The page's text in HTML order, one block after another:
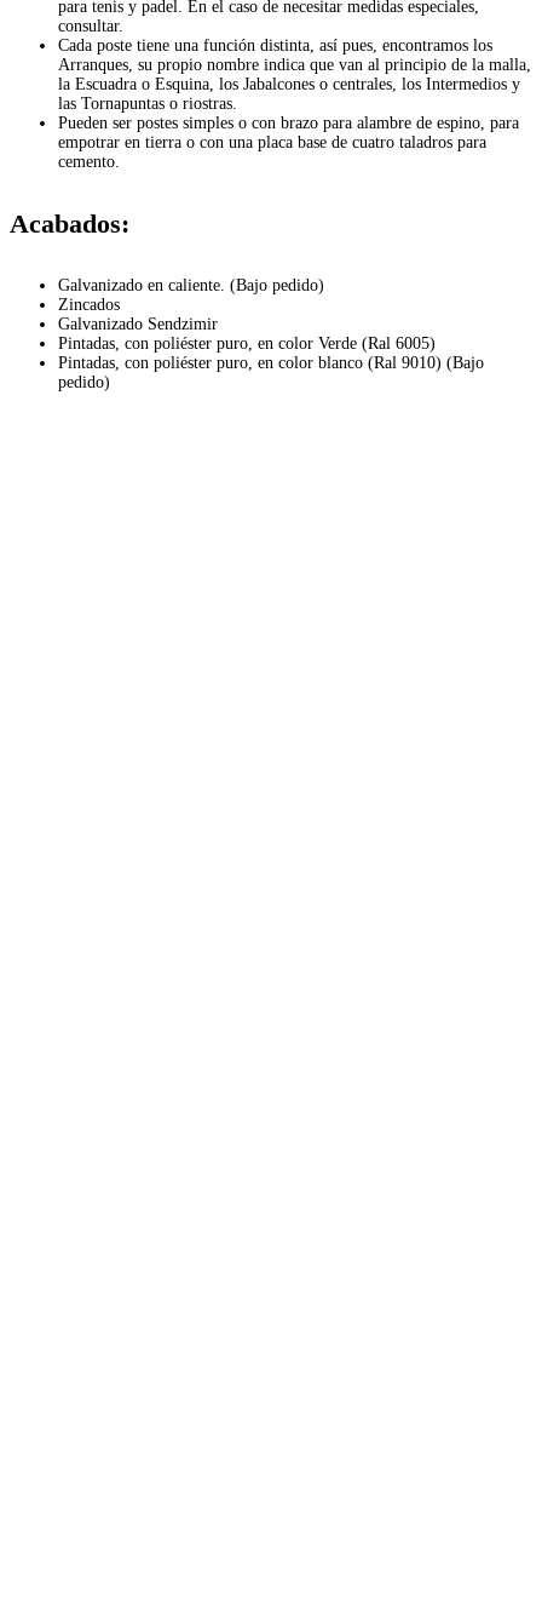
para tenis y padel. En el caso de necesitar medidas especiales,
consultar.
Cada poste tiene una función distinta, así pues, encontramos los
Arranques, su propio nombre indica que van al principio de la malla,
la Escuadra o Esquina, los Jabalcones o centrales, los Intermedios y
las Tornapuntas o riostras.
Pueden ser postes simples o con brazo para alambre de espino, para
empotrar en tierra o con una placa base de cuatro taladros para
cemento.
Acabados:
Galvanizado en caliente. (Bajo pedido)
Zincados
Galvanizado Sendzimir
Pintadas, con poliéster puro, en color Verde (Ral 6005)
Pintadas, con poliéster puro, en color blanco (Ral 9010) (Bajo
pedido)